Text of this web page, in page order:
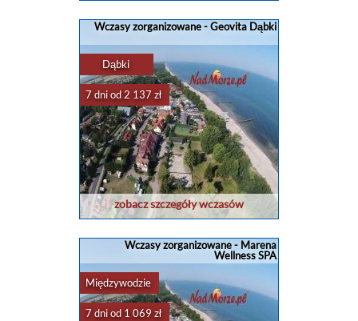
Wczasy zorganizowane - Geovita Dąbki
Dąbki
7 dni od 2 137 zł
zobacz szczegóły wczasów
Wczasy zorganizowane - Marena
Wellness SPA
Międzywodzie
7 dni od 1 069 zł